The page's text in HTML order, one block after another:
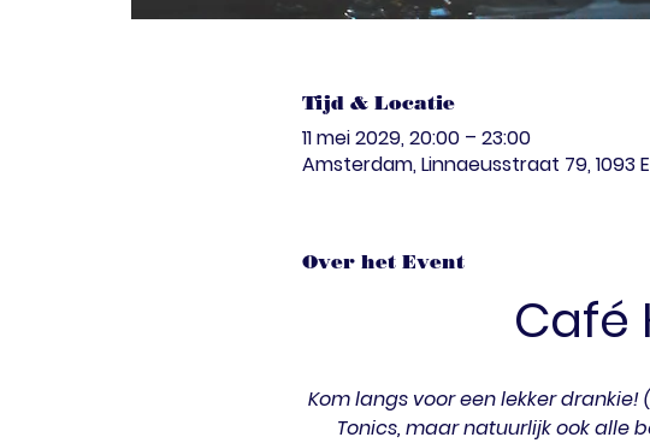
Tijd & Locatie
11 mei 2029, 20:00 – 23:00
Amsterdam, Linnaeusstraat 79, 1093
Over het Event
Café
Kom langs voor een lekker
Tonics, maar natuurlijk ook alle